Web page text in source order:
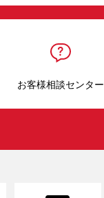
お客様相談センター